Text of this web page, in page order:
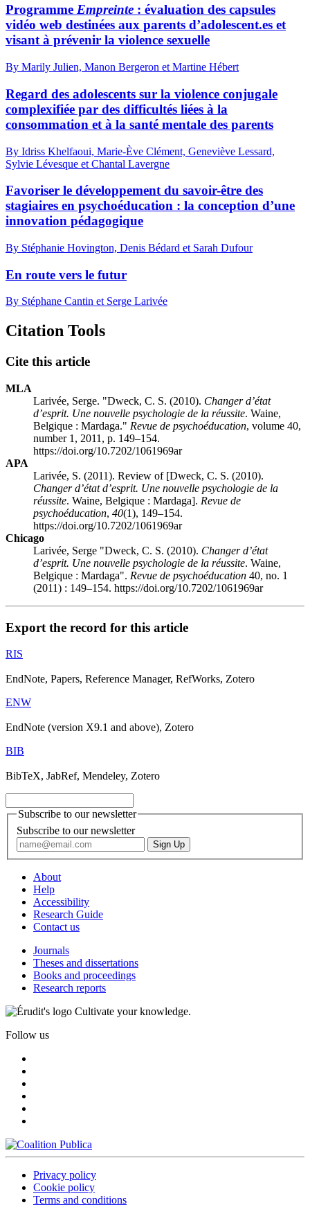
Programme Empreinte : évaluation des capsules
vidéo web destinées aux parents d’adolescent.es et
visant à prévenir la violence sexuelle
By Marily Julien, Manon Bergeron et Martine Hébert
Regard des adolescents sur la violence conjugale
complexifiée par des difficultés liées à la
consommation et à la santé mentale des parents
By Idriss Khelfaoui, Marie-Ève Clément, Geneviève Lessard,
Sylvie Lévesque et Chantal Lavergne
Favoriser le développement du savoir-être des
stagiaires en psychoéducation : la conception d’une
innovation pédagogique
By Stéphanie Hovington, Denis Bédard et Sarah Dufour
En route vers le futur
By Stéphane Cantin et Serge Larivée
Citation Tools
Cite this article
MLA
Larivée, Serge. "Dweck, C. S. (2010). Changer d’état
d’esprit. Une nouvelle psychologie de la réussite. Waine,
Belgique : Mardaga." Revue de psychoéducation, volume 40,
number 1, 2011, p. 149–154.
https://doi.org/10.7202/1061969ar
APA
Larivée, S. (2011). Review of [Dweck, C. S. (2010).
Changer d’état d’esprit. Une nouvelle psychologie de la
réussite. Waine, Belgique : Mardaga]. Revue de
psychoéducation, 40(1), 149–154.
https://doi.org/10.7202/1061969ar
Chicago
Larivée, Serge "Dweck, C. S. (2010). Changer d’état
d’esprit. Une nouvelle psychologie de la réussite. Waine,
Belgique : Mardaga". Revue de psychoéducation 40, no. 1
(2011) : 149–154. https://doi.org/10.7202/1061969ar
Export the record for this article
RIS
EndNote, Papers, Reference Manager, RefWorks, Zotero
ENW
EndNote (version X9.1 and above), Zotero
BIB
BibTeX, JabRef, Mendeley, Zotero
Subscribe to our newsletter
Subscribe to our newsletter
About
Help
Accessibility
Research Guide
Contact us
Journals
Theses and dissertations
Books and proceedings
Research reports
Cultivate your knowledge.
Follow us
Privacy policy
Cookie policy
Terms and conditions